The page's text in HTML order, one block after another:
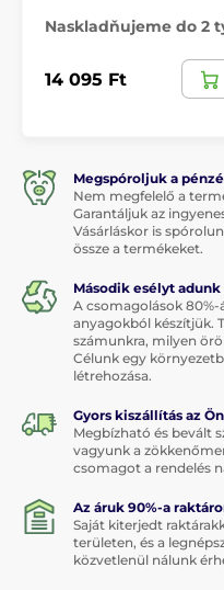
Naskladňujeme do 2
14 095 Ft
Megspóroljuk a
Nem megfelelő a
Garantáljuk az
Vásárláskor is
össze a termékeket.
Második esélyt
A csomagolások
anyagokból készítjük.
számunkra, milyen
Célunk egy
létrehozása.
Gyors kiszállítás az
Megbízható és bevált
vagyunk a
csomagot a rendelés
Az áruk 90%-a
Saját kiterjedt
területen, és a
közvetlenül nálunk